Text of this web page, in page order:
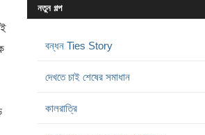
নতুন গল্প
বন্ধন Ties Story
দেখতে চাই শেষের সমাধান
কালরাত্রি